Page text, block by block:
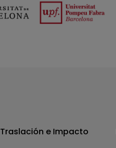
Traslación e Impacto